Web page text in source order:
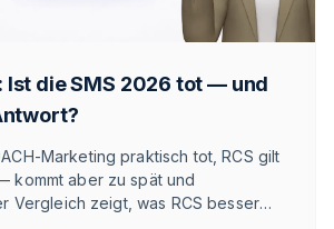
Ist die SMS 2026 tot — und
Marketing praktisch tot, RCS gilt
kommt aber zu spät und
Vergleich zeigt, was RCS besser